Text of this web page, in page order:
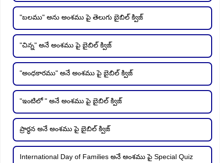
"బలము" అను అంశము పై తెలుగు బైబిల్ క్విజ్
"చిన్న" అనే అంశము పై బైబిల్ క్విజ్
"అంధకారము" అనే అంశము పై బైబిల్ క్విజ్
"ఇంటిలో " అనే అంశము పై బైబిల్ క్విజ్
ప్రార్ధన అనే అంశము పై బైబిల్ క్విజ్
International Day of Families అనే అంశము పై Special Quiz